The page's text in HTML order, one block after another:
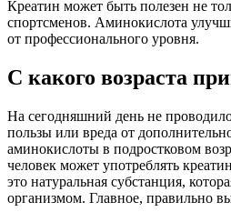
Креатин может быть полезен не
спортсменов. Аминокислота
от профессионального уровня.
С какого возраста
На сегодняшний день не
пользы или вреда от
аминокислоты в подростковом
человек может употреблять
это натуральная субстанция,
организмом. Главное, правильно